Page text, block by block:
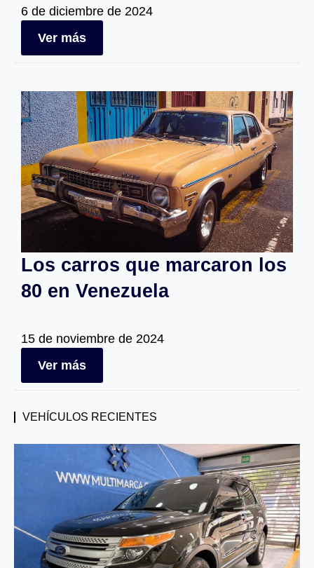
6 de diciembre de 2024
Ver más
Los carros que marcaron los
80 en Venezuela
15 de noviembre de 2024
Ver más
VEHÍCULOS RECIENTES